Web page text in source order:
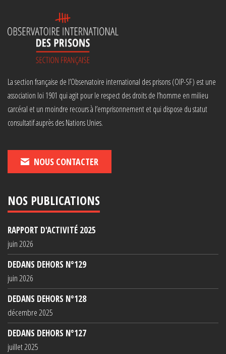
La section française de l’Observatoire international des prisons (OIP-SF) est une
association loi 1901 qui agit pour le respect des droits de l’homme en milieu
carcéral et un moindre recours à l’emprisonnement et qui dispose du statut
consultatif auprès des Nations Unies.
NOUS CONTACTER
NOS PUBLICATIONS
RAPPORT D'ACTIVITÉ 2025
juin 2026
DEDANS DEHORS N°129
juin 2026
DEDANS DEHORS N°128
décembre 2025
DEDANS DEHORS N°127
juillet 2025